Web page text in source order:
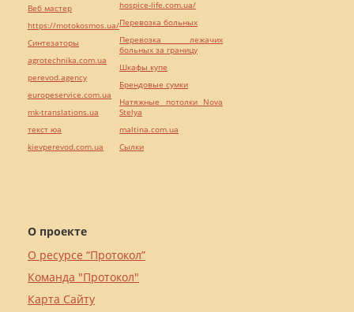
О проекте
О ресурсе “Протокол”
Команда "Протокол"
Карта Сайту
Веб мастер
https://motokosmos.ua/
Синтезаторы
agrotechnika.com.ua
perevod.agency
europeservice.com.ua
mk-translations.ua
текст юа
kievperevod.com.ua
hospice-life.com.ua/
Перевозка больных
Перевозка лежачих
больных за границу
Шкафы купе
Брендовые сумки
Натяжные потолки Nova
Stelya
maltina.com.ua
Cылки